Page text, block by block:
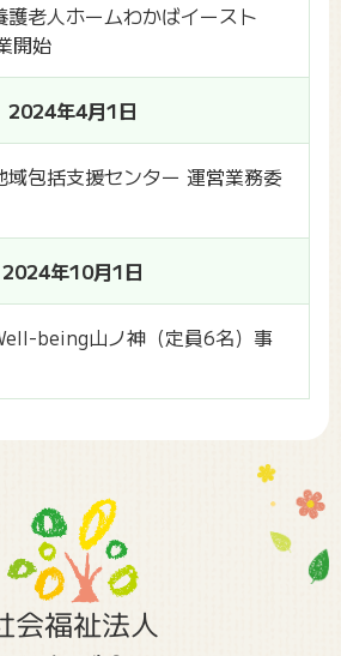
護老人ホームわかばイースト
開始
2024年4月1日
域包括支援センター 運営業務委
2024年10月1日
being山ノ神（定員6名）事
会福祉法人